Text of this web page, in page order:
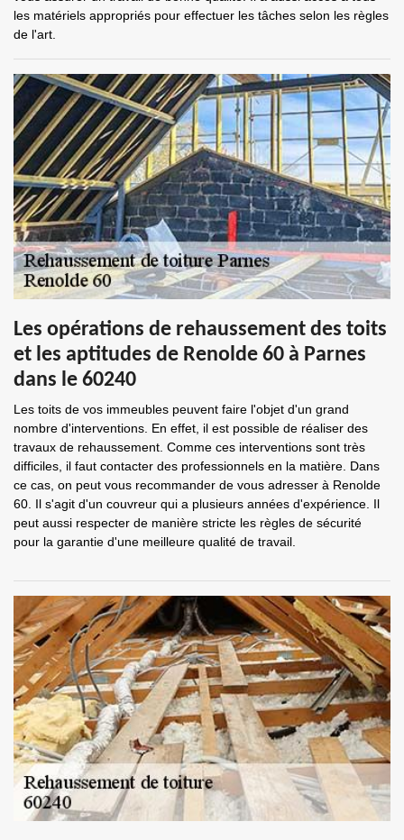
les matériels appropriés pour effectuer les tâches selon les règles
de l'art.
Les opérations de rehaussement des toits
et les aptitudes de Renolde 60 à Parnes
dans le 60240
Les toits de vos immeubles peuvent faire l'objet d'un grand
nombre d'interventions. En effet, il est possible de réaliser des
travaux de rehaussement. Comme ces interventions sont très
difficiles, il faut contacter des professionnels en la matière. Dans
ce cas, on peut vous recommander de vous adresser à Renolde
60. Il s'agit d'un couvreur qui a plusieurs années d'expérience. Il
peut aussi respecter de manière stricte les règles de sécurité
pour la garantie d'une meilleure qualité de travail.